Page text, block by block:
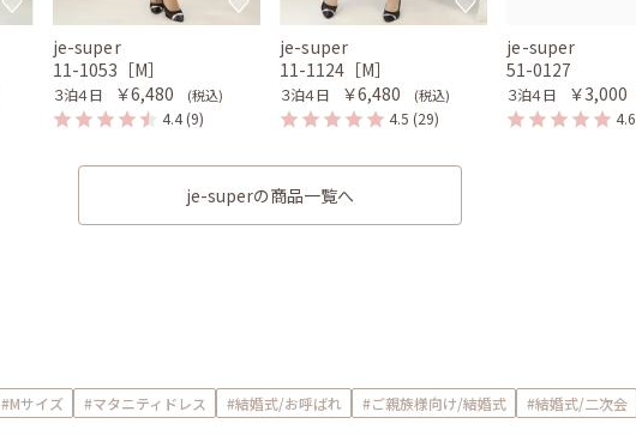
je-super
11-1053［M］
３泊４日 ￥6,480 (税込)
4.4 (9)
je-super
11-1124［M］
３泊４日 ￥6,480 (税込)
4.5 (29)
je-super
51-0127
３泊４日 ￥3,000
4.6
je-superの商品一覧へ
#Mサイズ #マタニティドレス #結婚式/お呼ばれ #ご親族様向け/結婚式 #結婚式/二次会